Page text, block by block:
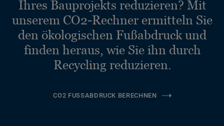
Ihres Bauprojekts reduzieren? Mit
unserem CO2-Rechner ermitteln Sie
den ökologischen Fußabdruck und
finden heraus, wie Sie ihn durch
Recycling reduzieren.
CO2 FUSSABDRUCK BERECHNEN